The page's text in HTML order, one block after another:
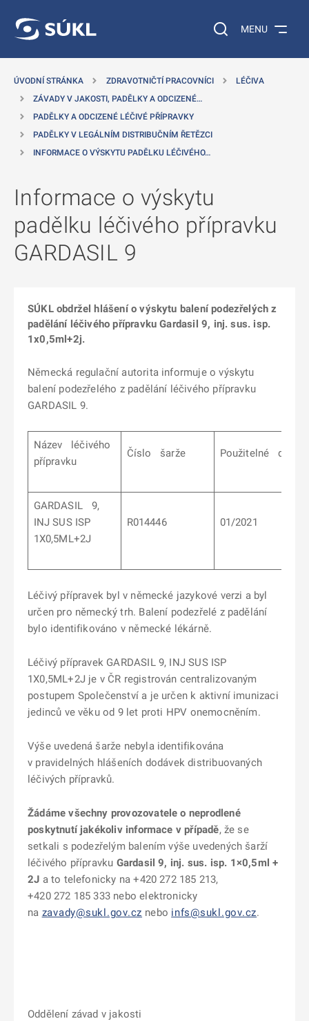
Vyhledávání na
MENU
ÚVODNÍ STRÁNKA ZDRAVOTNIČTÍ PRACOVNÍCI
LÉČIVA
ZÁVADY V JAKOSTI, PADĚLKY A ODCIZENÉ…
PADĚLKY A ODCIZENÉ LÉČIVÉ PŘÍPRAVKY
PADĚLKY V LEGÁLNÍM DISTRIBUČNÍM ŘETĚZCI
INFORMACE O VÝSKYTU PADĚLKU LÉČIVÉHO…
Informace o výskytu
padělku léčivého přípravku
GARDASIL 9
SÚKL obdržel hlášení o výskytu balení podezřelých z
padělání léčivého přípravku Gardasil 9, inj. sus. isp.
1x0,5ml+2j.
Německá regulační autorita informuje o výskytu
balení podezřelého z padělání léčivého přípravku
GARDASIL 9.
Název léčivého
přípravku
Číslo šarže Použitelné do
GARDASIL 9,
INJ SUS ISP
1X0,5ML+2J
R014446 01/2021
Léčivý přípravek byl v německé jazykové verzi a byl
určen pro německý trh. Balení podezřelé z padělání
bylo identifikováno v německé lékárně.
Léčivý přípravek GARDASIL 9, INJ SUS ISP
1X0,5ML+2J je v ČR registrován centralizovaným
postupem Společenství a je určen k aktivní imunizaci
jedinců ve věku od 9 let proti HPV onemocněním.
Výše uvedená šarže nebyla identifikována
v pravidelných hlášeních dodávek distribuovaných
léčivých přípravků.
Žádáme všechny provozovatele o neprodlené
poskytnutí jakékoliv informace v případě, že se
setkali s podezřelým balením výše uvedených šarží
léčivého přípravku Gardasil 9, inj. sus. isp. 1×0,5ml +
2J a to telefonicky na +420 272 185 213,
+420 272 185 333 nebo elektronicky
na zavady@sukl.gov.cz nebo infs@sukl.gov.cz.
Oddělení závad v jakosti